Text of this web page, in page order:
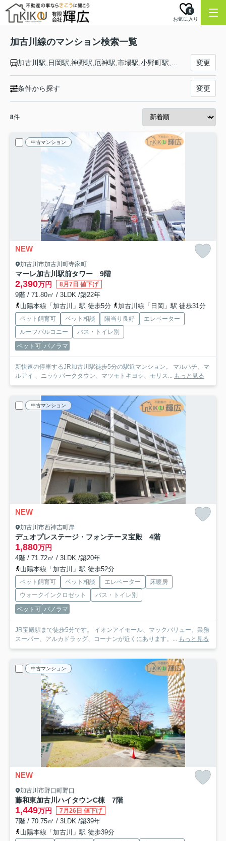
お気に入り
0
加古川線のマンション検索一覧
変更
条件から探す 変更
8件
中古マンション
NEW
加古川市加古川町寺家町
マーレ加古川駅前タワー 9階
2,390万円 8月7日 値下げ
9階 / 71.80㎡ / 3LDK /築22年
山陽本線「加古川」駅 徒歩5分
加古川線「日岡」駅 徒歩31分
ペット飼育可 ペット相談 陽当り良好
エレベーター
ルーフバルコニー
バス・トイレ別
ペット可 パノラマ
新快速の停車するJR加古川駅徒歩5分の駅近マンション。 マルハチ、マ
ルアイ 、ニッケパークタウン、マツモトキヨシ、モリス... もっと見る
中古マンション
NEW
加古川市西神吉町岸
デュオプレステージ・フォンテーヌ宝殿 4階
1,880万円
4階 / 71.72㎡ / 3LDK /築20年
山陽本線「加古川」駅 徒歩52分
ペット飼育可 ペット相談 エレベーター
床暖房
ウォークインクロゼット
バス・トイレ別
ペット可 パノラマ
JR宝殿駅まで徒歩5分です。 イオンアイモール、マックバリュー、業務
スーパー、アルカドラッグ、コーナンが近くにあります。... もっと見る
中古マンション
NEW
加古川市野口町野口
藤和東加古川ハイタウンC棟 7階
1,449万円 7月26日 値下げ
7階 / 70.75㎡ / 3LDK /築39年
山陽本線「加古川」駅 徒歩39分